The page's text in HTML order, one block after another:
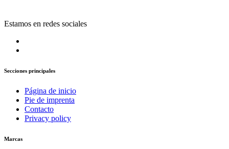
Estamos en redes sociales
Secciones principales
Página de inicio
Pie de imprenta
Contacto
Privacy policy
Marcas